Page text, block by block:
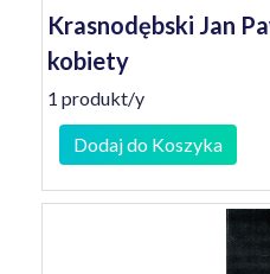
Krasnodębski Jan
kobiety
1 produkt/y
Dodaj do Koszyka